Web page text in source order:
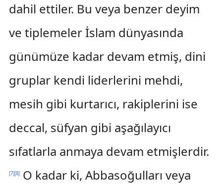
dahil ettiler. Bu veya benzer deyim
ve tiplemeler İslam dünyasında
günümüze kadar devam etmiş, dini
gruplar kendi liderlerini mehdi,
mesih gibi kurtarıcı, rakiplerini ise
deccal, süfyan gibi aşağılayıcı
sıfatlarla anmaya devam etmişlerdir.
[7][8]O kadar ki, Abbasoğulları veya